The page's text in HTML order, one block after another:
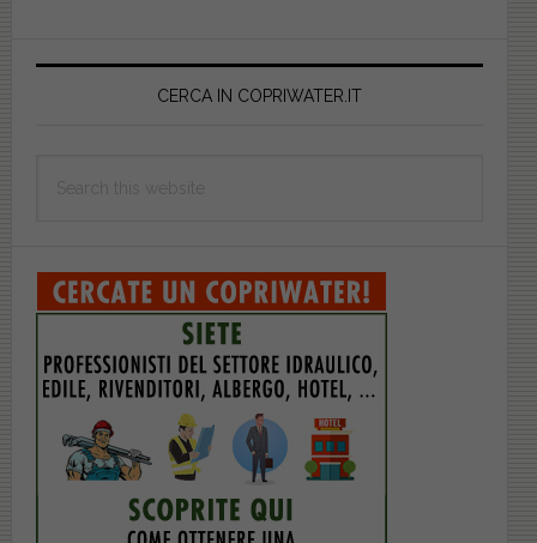
Primary
CERCA IN COPRIWATER.IT